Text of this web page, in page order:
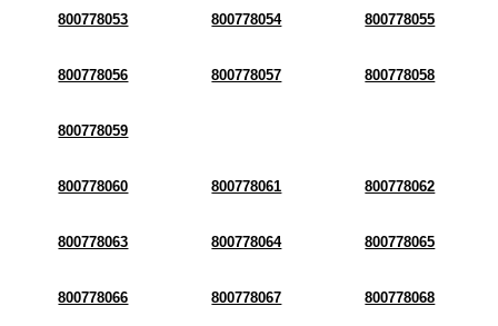
800778053 800778054 800778055
800778056 800778057 800778058
800778059
800778060 800778061 800778062
800778063 800778064 800778065
800778066 800778067 800778068